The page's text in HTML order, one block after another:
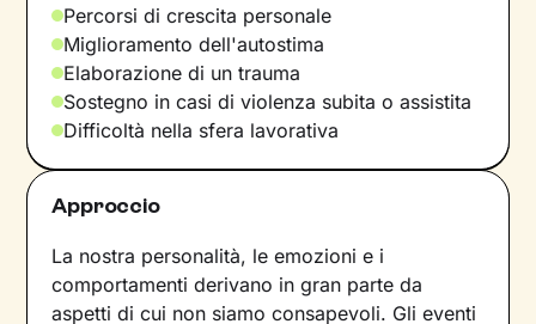
Percorsi di crescita personale
Miglioramento dell'autostima
Elaborazione di un trauma
Sostegno in casi di violenza subita o assistita
Difficoltà nella sfera lavorativa
Approccio
La nostra personalità, le emozioni e i
comportamenti derivano in gran parte da
aspetti di cui non siamo consapevoli. Gli eventi